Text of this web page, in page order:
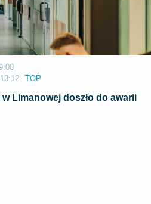
TOP
Limanowej doszło do awarii